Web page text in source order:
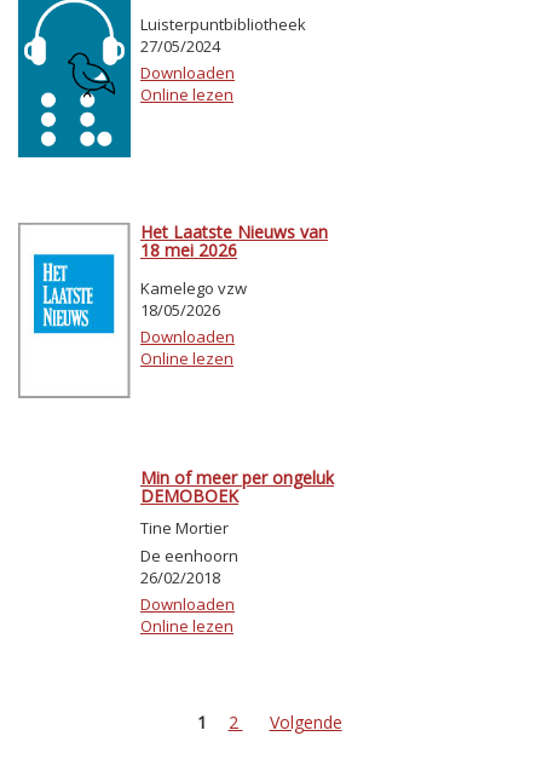
Luisterpuntbibliotheek
27/05/2024
Downloaden
Online lezen
Het Laatste Nieuws van
18 mei 2026
Kamelego vzw
18/05/2026
Downloaden
Online lezen
Min of meer per ongeluk
DEMOBOEK
Tine Mortier
De eenhoorn
26/02/2018
Downloaden
Online lezen
1 2 Volgende